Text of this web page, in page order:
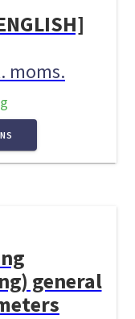
moms.
general